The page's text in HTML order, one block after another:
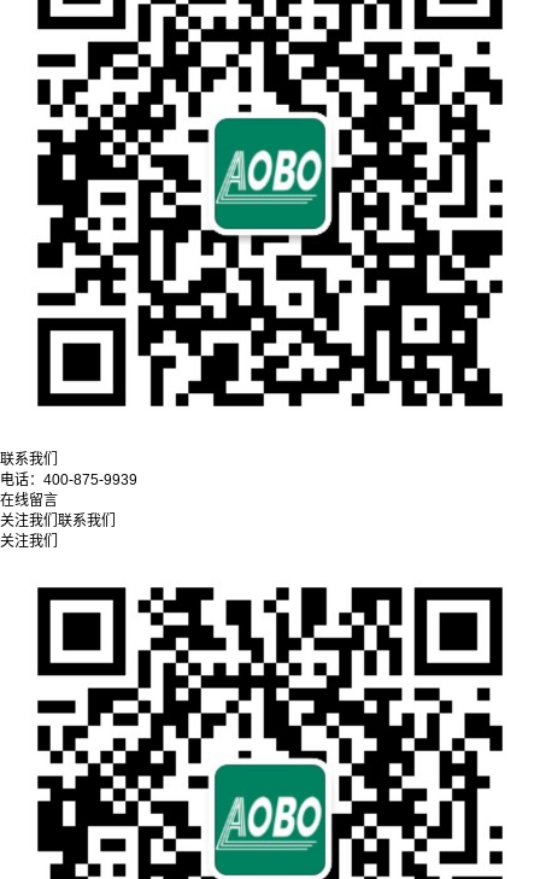
联系我们
电话： 400-875-9939
在线留言
关注我们 联系我们
关注我们